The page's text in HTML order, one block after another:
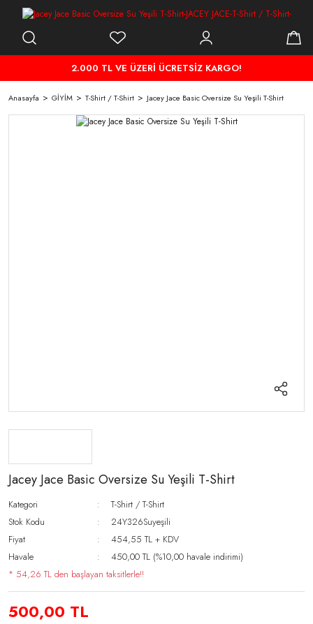
2.000 TL VE ÜZERİ ÜCRETSİZ KARGO!
Anasayfa GİYİM T-Shirt / T-Shirt Jacey Jace Basic Oversize Su Yeşili T-Shirt
Jacey Jace Basic Oversize Su Yeşili T-Shirt
Kategori
T-Shirt / T-Shirt
Stok Kodu
24Y326Suyeşili
Fiyat
454,55 TL + KDV
Havale
450,00 TL (%10,00 havale indirimi)
* 54,26 TL den başlayan taksitlerle!!
500,00 TL